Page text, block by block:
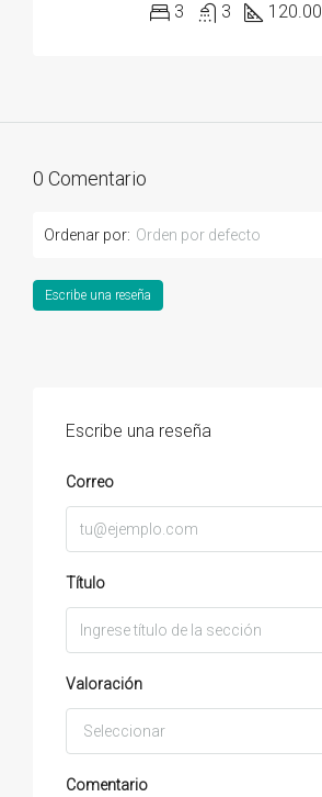
3 3 120.00
0 Comentario
Ordenar por: Orden por defecto
Escribe una reseña
Escribe una reseña
Correo
Título
Valoración
Seleccionar
Comentario